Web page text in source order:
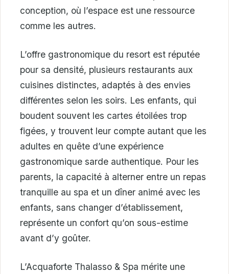
conception, où l’espace est une ressource
comme les autres.
L’offre gastronomique du resort est réputée
pour sa densité, plusieurs restaurants aux
cuisines distinctes, adaptés à des envies
différentes selon les soirs. Les enfants, qui
boudent souvent les cartes étoilées trop
figées, y trouvent leur compte autant que les
adultes en quête d’une expérience
gastronomique sarde authentique. Pour les
parents, la capacité à alterner entre un repas
tranquille au spa et un dîner animé avec les
enfants, sans changer d’établissement,
représente un confort qu’on sous-estime
avant d’y goûter.
L’Acquaforte Thalasso & Spa mérite une